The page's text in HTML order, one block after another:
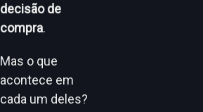
decisão de
compra.
Mas o que
acontece em
cada um deles?